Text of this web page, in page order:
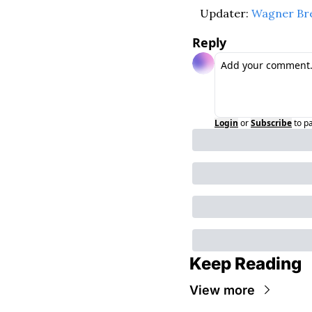
Updater: Wagner
Reply
Login orSubscribeto
Keep Reading
View more